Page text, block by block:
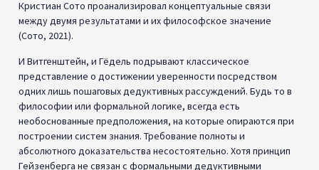
философии и философии науки.
Бертран Рассел считал, что солипсизм можно опровергнуть на
солипсизм противоречит нашему эмпирическому опыту и
подрывает все научное предприятие как бесполезное. Во-
вторых, Рассел отвергает солипсизм на основании его
противоречия нашему интуитивному пониманию внешнего
мира и существования других умов. Критика солипсизма
Расселом подчеркивает важность интуиции и здравого
смысла в философском исследовании.